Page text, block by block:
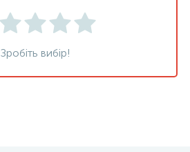
Зробіть вибір!